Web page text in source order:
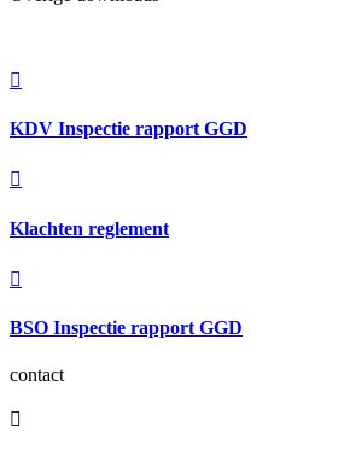

KDV Inspectie rapport GGD

Klachten reglement

BSO Inspectie rapport GGD
contact
